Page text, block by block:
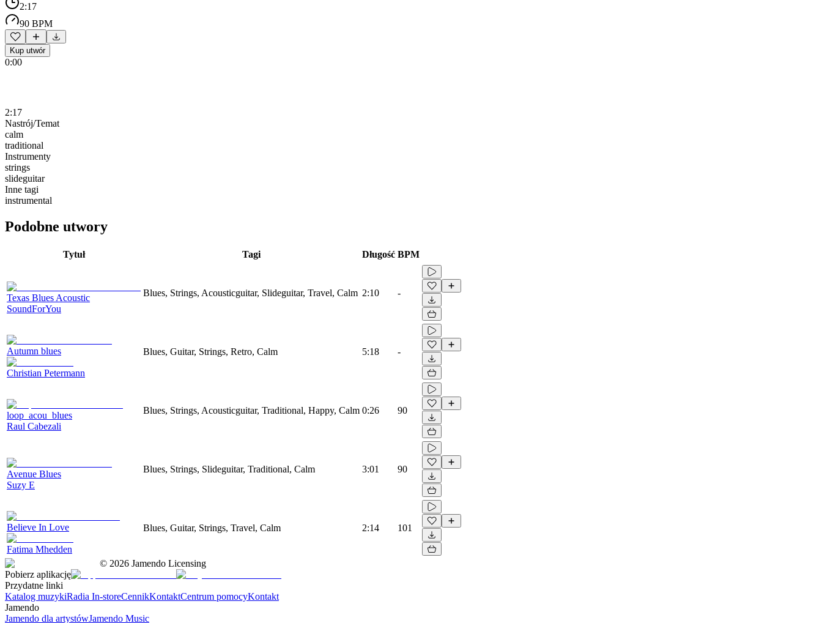
2:17
90 BPM
Kup utwór
0:00
2:17
Nastrój/Temat
calm
traditional
Instrumenty
strings
slideguitar
Inne tagi
instrumental
Podobne utwory
Tytuł Tagi Długość BPM
Texas Blues Acoustic
SoundForYou
Blues, Strings, Acousticguitar, Slideguitar, Travel, Calm 2:10 -
Autumn blues
Christian Petermann
Blues, Guitar, Strings, Retro, Calm 5:18 -
loop_acou_blues
Raul Cabezali
Blues, Strings, Acousticguitar, Traditional, Happy, Calm 0:26 90
Avenue Blues
Suzy E
Blues, Strings, Slideguitar, Traditional, Calm 3:01 90
Believe In Love
Fatima Mhedden
Blues, Guitar, Strings, Travel, Calm 2:14 101
© 2026 Jamendo Licensing
Pobierz aplikację
Przydatne linki
Katalog muzykiRadia In-storeCennikKontaktCentrum pomocyKontakt
Jamendo
Jamendo dla artystówJamendo Music